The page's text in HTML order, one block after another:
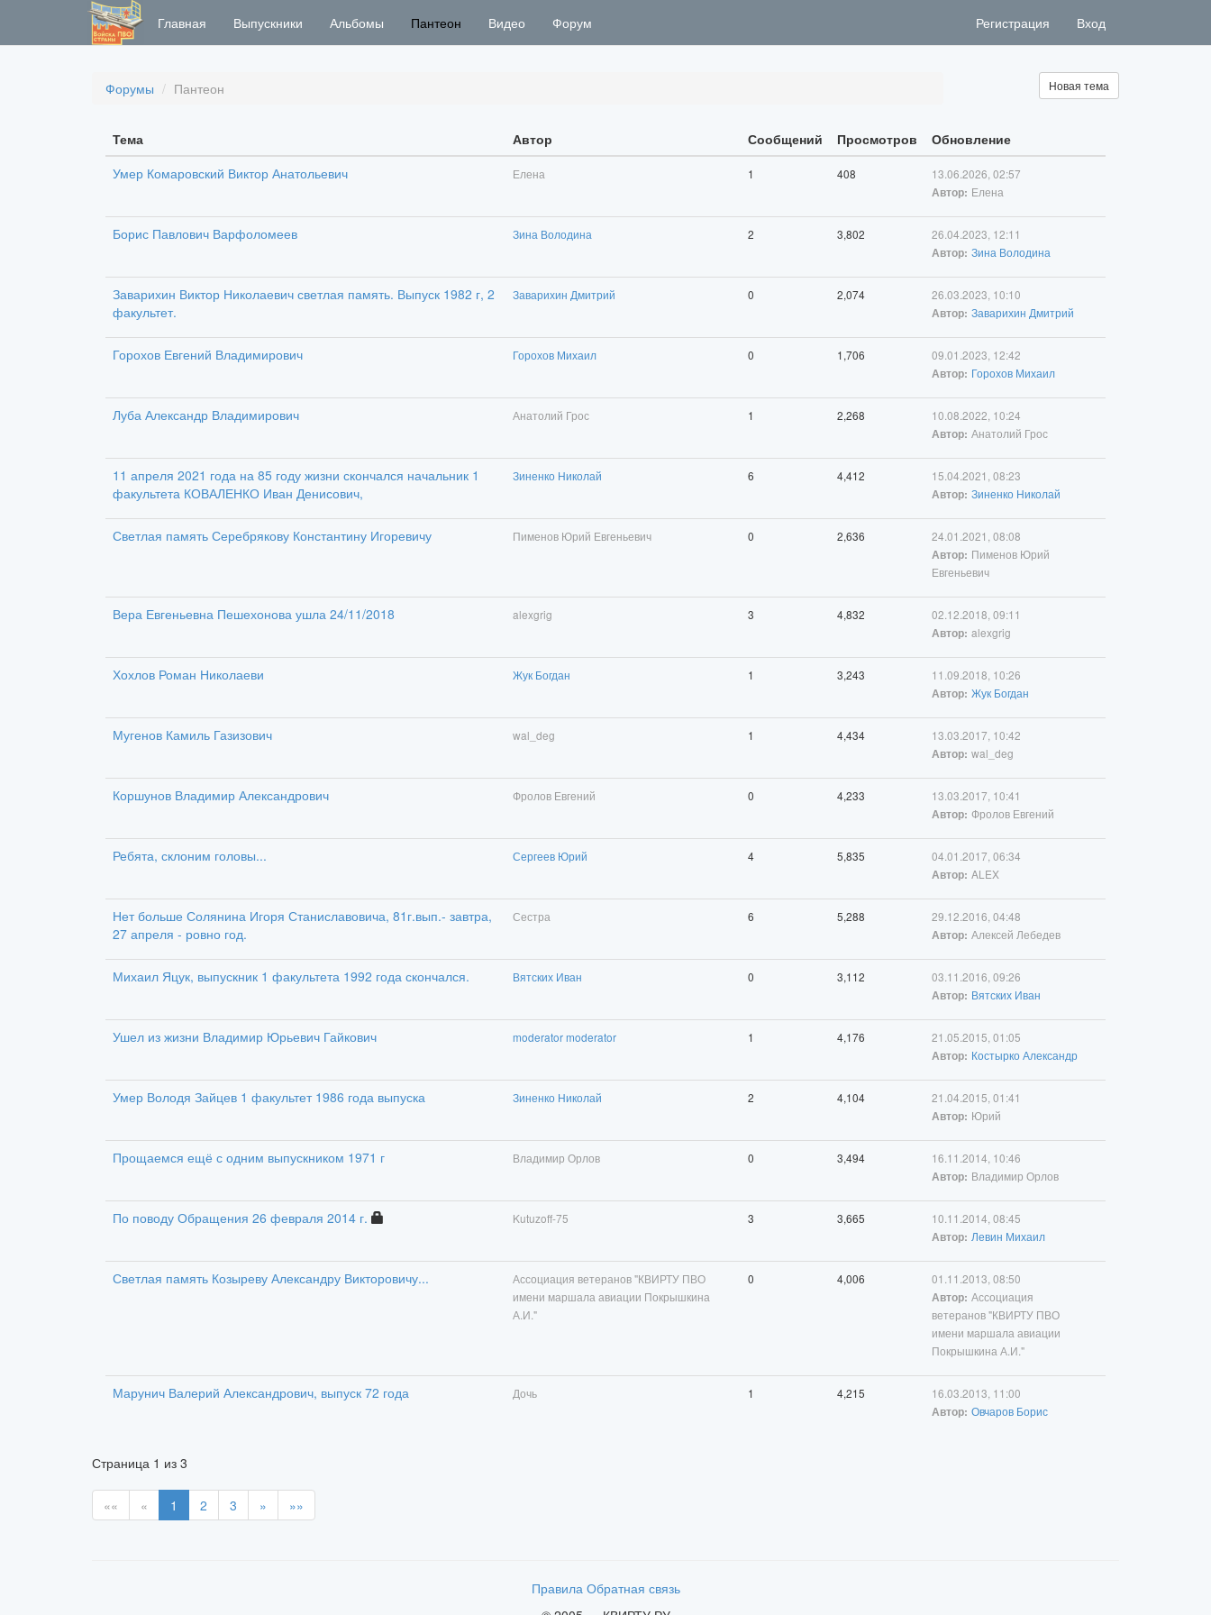
Главная Выпускники Альбомы Пантеон Видео Форум Регистрация Вход
Форумы Пантеон Новая тема
Тема Автор Сообщений Просмотров
Обновление
Умер Комаровский Виктор Анатольевич
Елена 1 408
13.06.2026, 02:57
Автор: Елена
Борис Павлович Варфоломеев Зина Володина 2 3,802
26.04.2023, 12:11
Автор: Зина Володина
Заварихин Виктор Николаевич светлая память. Выпуск 1982 г, 2
факультет.
Заварихин Дмитрий 0 2,074
26.03.2023, 10:10
Автор: Заварихин Дмитрий
Горохов Евгений Владимирович Горохов Михаил 0 1,706
09.01.2023, 12:42
Автор: Горохов Михаил
Луба Александр Владимирович Анатолий Грос 1 2,268
10.08.2022, 10:24
Автор: Анатолий Грос
11 апреля 2021 года на 85 году жизни скончался начальник 1
факультета КОВАЛЕНКО Иван Денисович,
Зиненко Николай 6 4,412
15.04.2021, 08:23
Автор: Зиненко Николай
Светлая память Серебрякову Константину Игоревичу Пименов Юрий Евгеньевич 0 2,636
24.01.2021, 08:08
Автор: Пименов Юрий
Евгеньевич
Вера Евгеньевна Пешехонова ушла 24/11/2018 alexgrig 3 4,832
02.12.2018, 09:11
Автор: alexgrig
Хохлов Роман Николаеви Жук Богдан 1 3,243
11.09.2018, 10:26
Автор: Жук Богдан
Мугенов Камиль Газизович wal_deg 1 4,434
13.03.2017, 10:42
Автор: wal_deg
Коршунов Владимир Александрович Фролов Евгений 0 4,233
13.03.2017, 10:41
Автор: Фролов Евгений
Ребята, склоним головы... Сергеев Юрий 4 5,835
04.01.2017, 06:34
Автор: ALEX
Нет больше Солянина Игоря Станиславовича, 81г.вып.- завтра,
27 апреля - ровно год.
Сестра 6 5,288
29.12.2016, 04:48
Автор: Алексей Лебедев
Михаил Яцук, выпускник 1 факультета 1992 года скончался. Вятских Иван 0 3,112
03.11.2016, 09:26
Автор: Вятских Иван
Ушел из жизни Владимир Юрьевич Гайкович moderator moderator 1 4,176
21.05.2015, 01:05
Автор: Костырко Александр
Умер Володя Зайцев 1 факультет 1986 года выпуска Зиненко Николай 2 4,104
21.04.2015, 01:41
Автор: Юрий
Прощаемся ещё с одним выпускником 1971 г Владимир Орлов 0 3,494
16.11.2014, 10:46
Автор: Владимир Орлов
По поводу Обращения 26 февраля 2014 г. Kutuzoff-75 3 3,665
10.11.2014, 08:45
Автор: Левин Михаил
Светлая память Козыреву Александру Викторовичу...
Ассоциация ветеранов "КВИРТУ ПВО
имени маршала авиации Покрышкина
А.И."
0 4,006
01.11.2013, 08:50
Автор: Ассоциация
ветеранов "КВИРТУ ПВО
имени маршала авиации
Покрышкина А.И."
Марунич Валерий Александрович, выпуск 72 года Дочь 1 4,215
16.03.2013, 11:00
Автор: Овчаров Борис
Страница 1 из 3
«« « 1 2 3 » »»
Правила Обратная связь